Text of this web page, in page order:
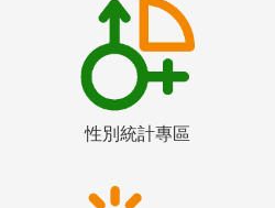
性別統計專區